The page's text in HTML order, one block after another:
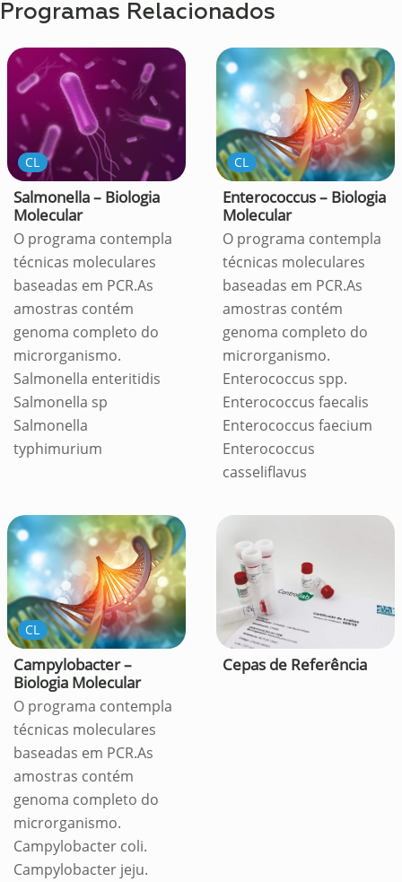
Programas Relacionados
CL
Salmonella – Biologia
Molecular
O programa contempla
técnicas moleculares
baseadas em PCR.As
amostras contém
genoma completo do
microrganismo.
Salmonella enteritidis
Salmonella sp
Salmonella
typhimurium
CL
Enterococcus – Biologia
Molecular
O programa contempla
técnicas moleculares
baseadas em PCR.As
amostras contém
genoma completo do
microrganismo.
Enterococcus spp.
Enterococcus faecalis
Enterococcus faecium
Enterococcus
casseliflavus
CL
Campylobacter –
Biologia Molecular
O programa contempla
técnicas moleculares
baseadas em PCR.As
amostras contém
genoma completo do
microrganismo.
Campylobacter coli.
Campylobacter jeju.
Cepas de Referência